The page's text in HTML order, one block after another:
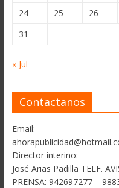
24
25 26
31
« Jul
Contactanos
Email:
Director interino:
José Arias Padilla TELF.
PRENSA: 942697277 –